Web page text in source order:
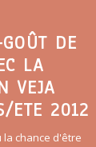
DE
LA
VEJA
ETE 2012
la chance d'être